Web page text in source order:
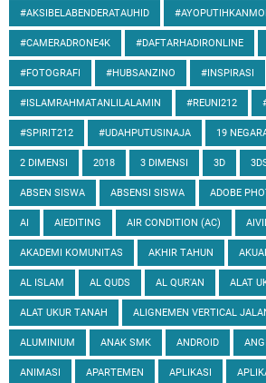
#AKSIBELABENDERATAUHID
#CAMERADRONE4K #DAFTARHADIRONLINE
#FOTOGRAFI #HUBSANZINO #INSPIRASI
#ISLAMRAHMATANLILALAMIN #REUNI212
#SPIRIT212 #UDAHPUTUSINAJA 19
2 DIMENSI 2018 3 DIMENSI 3D
ABSEN SISWA ABSENSI SISWA ADOBE
AI AIEDITING AIR CONDITION (AC)
AKADEMI KOMUNITAS AKHIR TAHUN
AL ISLAM AL QUDS AL QUR'AN ALAT
ALAT UKUR TANAH ALIGNEMEN VERTICAL
ALUMINIUM ANAK SMK ANDROID
ANIMASI APARTEMEN APLIKASI